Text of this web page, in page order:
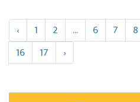
‹ 1 2 ... 6 7 8
16
17 ›